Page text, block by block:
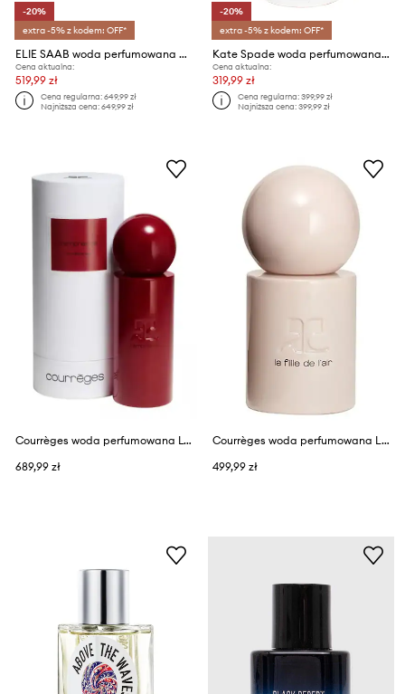
-20%
extra -5% z kodem: OFF*
ELIE SAAB woda perfumowana ES Le Parfum Lumiere EDP 90ml
Cena aktualna:
519,99 zł
Cena regularna:649,99 zł
Najniższa cena:649,99 zł
-20%
extra -5% z kodem: OFF*
Kate Spade woda perfumowana Kate Spade 100 ml
Cena aktualna:
319,99 zł
Cena regularna:399,99 zł
Najniższa cena:399,99 zł
Courrèges woda perfumowana L'EMPREINTE EDP 100 ML
689,99 zł
Courrèges woda perfumowana LA FILLE DE L'AIR EDP 50 ML
499,99 zł